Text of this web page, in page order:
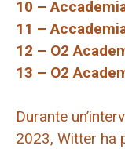
10 –
11 –
12 – O2
13 – O2
Durante
2023, Witter ha